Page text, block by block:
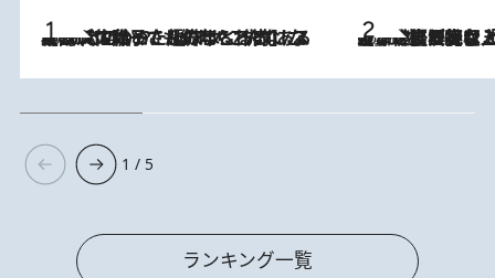
2026.8.5
【阿川佐和子さんの年とる力】なぜ70代で始めた趣味は“こんなに楽しい”のか？ ピアノ、俳句…スランプに陥っても続けられる“ある秘訣”とは 2026.8.5
【なぜ吉沢亮は「気配を消せる」のか？】興行収入208億の『国宝』を経て挑むミュージカル『ディア・エヴァン・ハンセン』。トップ俳優が舞台上でさらけ出した“孤独”とは
1 / 5
ランキング一覧